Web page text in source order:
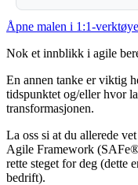
Åpne malen i 1:1-
Nok et innblikk i agile
En annen tanke er viktig
tidspunktet og/eller hvor
transformasjonen.
La oss si at du allerede
Agile Framework
rette steget for deg (dette
bedrift).